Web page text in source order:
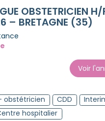
OBSTETRICIEN
– BRETAGNE (35)
Voir
obstétricien CDD
hospitalier